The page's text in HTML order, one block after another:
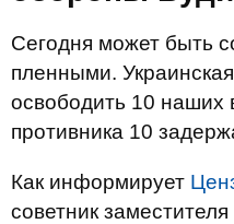
Сегодня может быть
пленными.
освободить 10 наших
противника 10
Как информирует
советник